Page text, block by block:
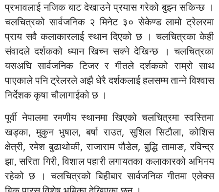
प्रभावलाई नजिक बाट देखाउने प्रयास गरेको बुझ्न सकिन्छ ।
चलचित्रको सार्वजनिक २ मिनेट ३० सेकेण्ड लामो ट्रेलरमा
प्राय सवै कलाकारलाई स्थान दिएको छ । चलचित्रका केही
संवादले दर्शकको ध्यान खिच्न सक्ने देखिन्छ । चलचित्रका
यसअघि सार्वजनिक टिजर र गीतले दर्शकको राम्रो साथ
पाएकाले पनि ट्रेलरले अझै धेरै दर्शकलाई हलसम्म तान्ने विश्वास
निर्देशक कृषा चौलागाईको छ ।
पूर्वी नेपालमा रमणीय स्थानमा खिएको चलचित्रमा स्वस्तिमा
खड्का, मुकुन भुषाल, बर्षा राउत, सुशिल सिटौला, कोशिस
क्षेत्री, रमेश बुढाथोकी, राजाराम पौडेल, बुद्धि तामाङ, रविन्द्र
झा, सरिता गिरी, विशाल पहारी लगायतका कलाकारको अभिनय
रहेको छ । चलचित्रको बिहीबार सार्वजनिक गीतमा एलेक्स